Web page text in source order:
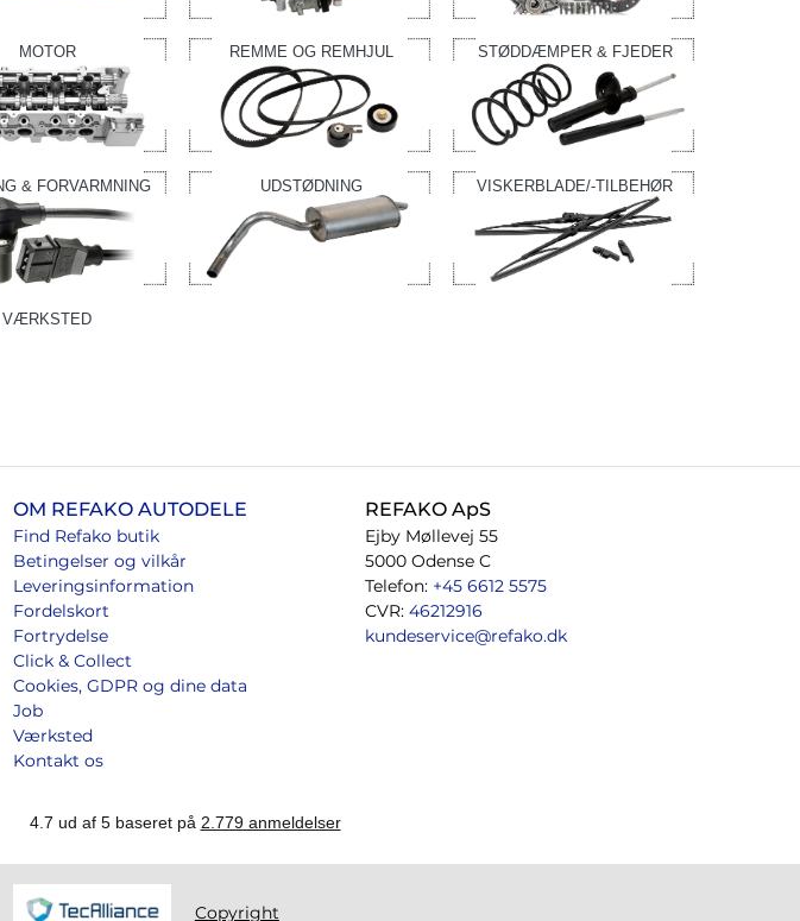
MOTOR REMME OG REMHJUL STØDDÆMPER & FJEDER
& FORVARMNING UDSTØDNING VISKERBLADE/-TILBEHØR
VÆRKSTED
OM REFAKO AUTODELE
Find Refako butik
Betingelser og vilkår
Leveringsinformation
Fordelskort
Fortrydelse
Click & Collect
Cookies, GDPR og dine data
Job
Værksted
Kontakt os
REFAKO ApS
Ejby Møllevej 55
5000 Odense C
Telefon: +45 6612 5575
CVR: 46212916
kundeservice@refako.dk
Copyright